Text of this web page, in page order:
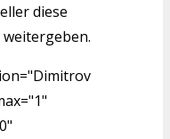
diese